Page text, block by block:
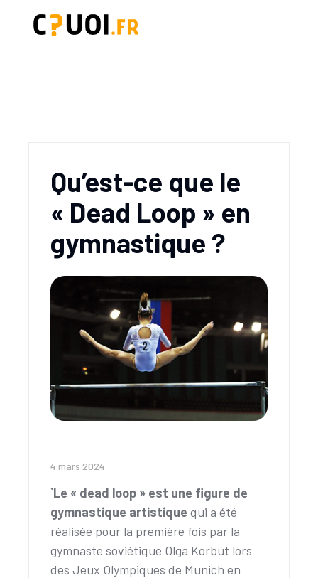
Qu’est-ce que le
« Dead Loop » en
gymnastique ?
4 mars 2024
`Le « dead loop » est une figure de
gymnastique artistique qui a été
réalisée pour la première fois par la
gymnaste soviétique Olga Korbut lors
des Jeux Olympiques de Munich en